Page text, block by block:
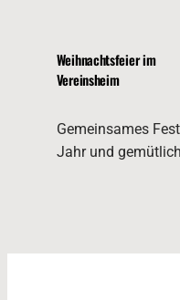
Weihnachtsfeier im
Vereinsheim
Gemeinsames
Jahr und